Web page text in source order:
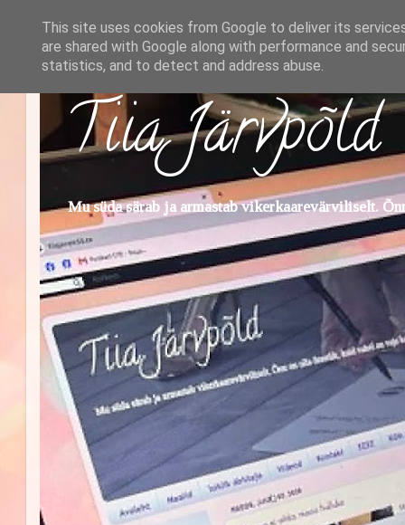
Tiia Järvpõld
Mu süda särab ja armastab vikerkaarevärviliselt.
This site uses cookies from Google to deliver its
are shared with Google along with performance and
statistics, and to detect and address abuse.